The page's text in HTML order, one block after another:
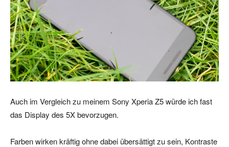
Auch im Vergleich zu meinem Sony Xperia Z5 würde ich fast
das Display des 5X bevorzugen.
Farben wirken kräftig ohne dabei übersättigt zu sein, Kontraste